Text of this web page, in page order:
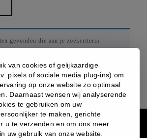
gevonden die aan je zoekcriteria
van cookies of gelijkaardige
pixels of sociale media plug-ins) om
op onze website zo optimaal
Daarnaast wensen wij analyserende
te gebruiken om uw
te maken, gerichte
u te verzenden en om ons meer
uw gebruik van onze website.